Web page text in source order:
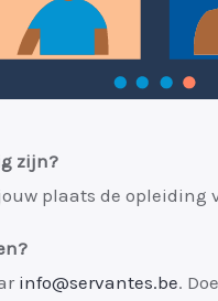
zijn?
plaats de opleiding
info@servantes.be.